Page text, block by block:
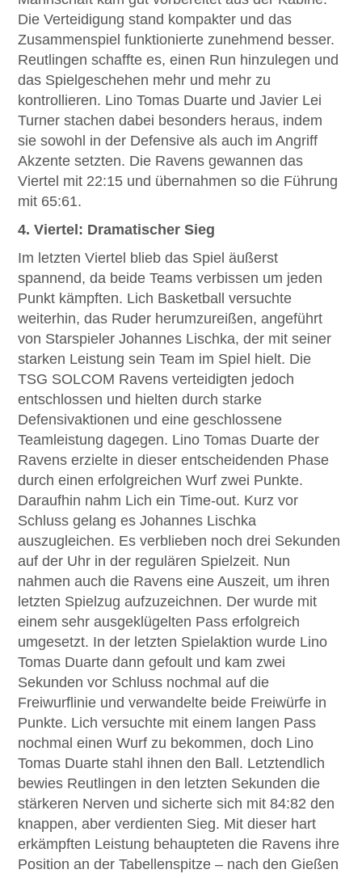
Die Verteidigung stand kompakter und das
Zusammenspiel funktionierte zunehmend besser.
Reutlingen schaffte es, einen Run hinzulegen und
das Spielgeschehen mehr und mehr zu
kontrollieren. Lino Tomas Duarte und Javier Lei
Turner stachen dabei besonders heraus, indem
sie sowohl in der Defensive als auch im Angriff
Akzente setzten. Die Ravens gewannen das
Viertel mit 22:15 und übernahmen so die Führung
mit 65:61.
4. Viertel: Dramatischer Sieg
Im letzten Viertel blieb das Spiel äußerst
spannend, da beide Teams verbissen um jeden
Punkt kämpften. Lich Basketball versuchte
weiterhin, das Ruder herumzureißen, angeführt
von Starspieler Johannes Lischka, der mit seiner
starken Leistung sein Team im Spiel hielt. Die
TSG SOLCOM Ravens verteidigten jedoch
entschlossen und hielten durch starke
Defensivaktionen und eine geschlossene
Teamleistung dagegen. Lino Tomas Duarte der
Ravens erzielte in dieser entscheidenden Phase
durch einen erfolgreichen Wurf zwei Punkte.
Daraufhin nahm Lich ein Time-out. Kurz vor
Schluss gelang es Johannes Lischka
auszugleichen. Es verblieben noch drei Sekunden
auf der Uhr in der regulären Spielzeit. Nun
nahmen auch die Ravens eine Auszeit, um ihren
letzten Spielzug aufzuzeichnen. Der wurde mit
einem sehr ausgeklügelten Pass erfolgreich
umgesetzt. In der letzten Spielaktion wurde Lino
Tomas Duarte dann gefoult und kam zwei
Sekunden vor Schluss nochmal auf die
Freiwurflinie und verwandelte beide Freiwürfe in
Punkte. Lich versuchte mit einem langen Pass
nochmal einen Wurf zu bekommen, doch Lino
Tomas Duarte stahl ihnen den Ball. Letztendlich
bewies Reutlingen in den letzten Sekunden die
stärkeren Nerven und sicherte sich mit 84:82 den
knappen, aber verdienten Sieg. Mit dieser hart
erkämpften Leistung behaupteten die Ravens ihre
Position an der Tabellenspitze – nach den Gießen